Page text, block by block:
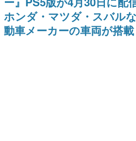
この物語を解いてはいけない。
の形をした短編ホラー小説集で
新世代に訊く
ホンダ・マツダ・スバル
動車メーカーの車両が搭載